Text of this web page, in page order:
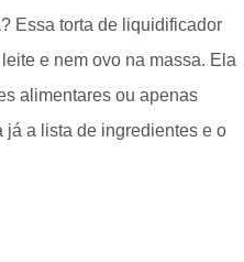
Essa torta de liquidificador
e nem ovo na massa. Ela
alimentares ou apenas
a lista de ingredientes e o